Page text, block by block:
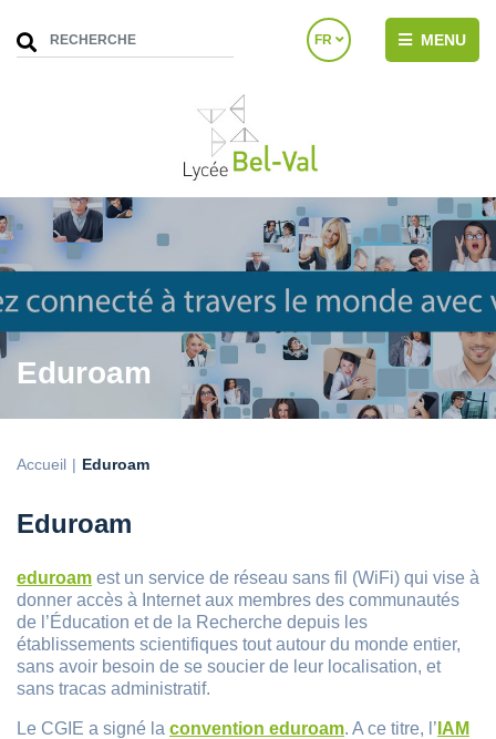
FR MENU
Eduroam
Accueil Eduroam
Eduroam
eduroam est un service de réseau sans fil (WiFi) qui vise à
donner accès à Internet aux membres des communautés
de l’Éducation et de la Recherche depuis les
établissements scientifiques tout autour du monde entier,
sans avoir besoin de se soucier de leur localisation, et
sans tracas administratif.
Le CGIE a signé la convention eduroam. A ce titre, l’ IAM